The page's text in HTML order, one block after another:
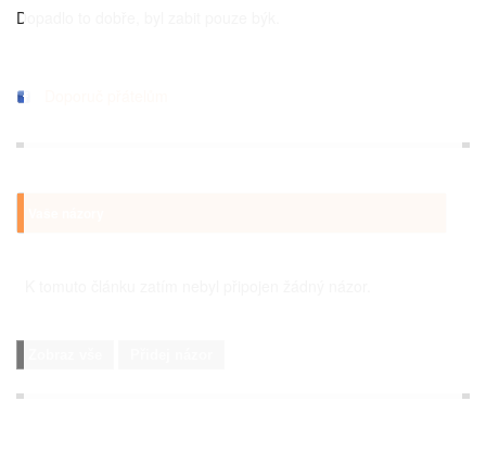
Dopadlo to dobře, byl zabit pouze býk.